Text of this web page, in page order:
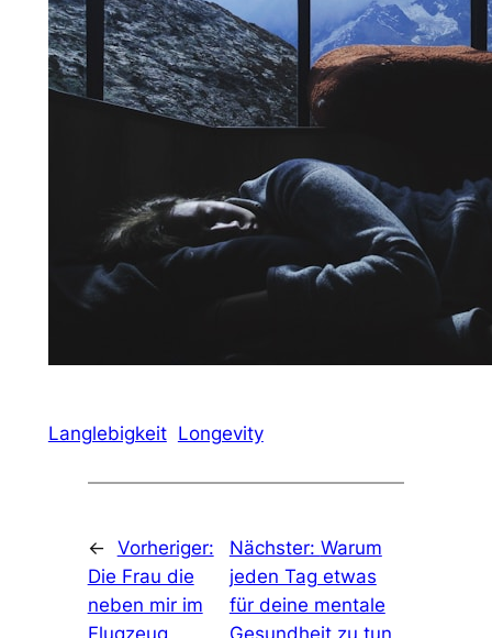
Langlebigkeit Longevity
← Vorheriger:
Die Frau die
neben mir im
Nächster: Warum
jeden Tag etwas
für deine mentale